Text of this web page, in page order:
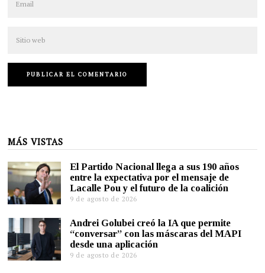
MÁS VISTAS
El Partido Nacional llega a sus 190 años
entre la expectativa por el mensaje de
Lacalle Pou y el futuro de la coalición
9 de agosto de 2026
Andrei Golubei creó la IA que permite
“conversar” con las máscaras del MAPI
desde una aplicación
9 de agosto de 2026